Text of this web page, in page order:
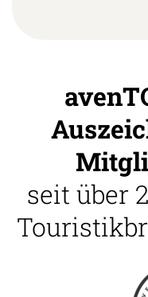
seit über